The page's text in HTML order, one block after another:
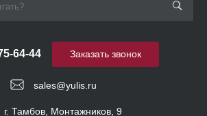
sales@yulis.ru
64-44
г. Тамбов, Монтажников, 9
Заказать звонок